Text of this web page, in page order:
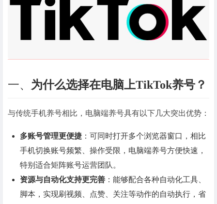
一、 为什么选择在电脑上TikTok养号？
与传统手机养号相比，电脑端养号具有以下几大突出优势：
多账号管理更便捷 ：可同时打开多个浏览器窗口，相比
手机切换账号频繁、操作受限，电脑端养号方便快速，
特别适合矩阵账号运营团队。
资源与自动化支持更完善 ：能够配合各种自动化工具、
脚本，实现刷视频、点赞、关注等动作的自动执行，省